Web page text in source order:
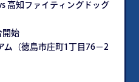
高知ファイティングドッグ
開始
ム（徳島市庄町1丁目76−2